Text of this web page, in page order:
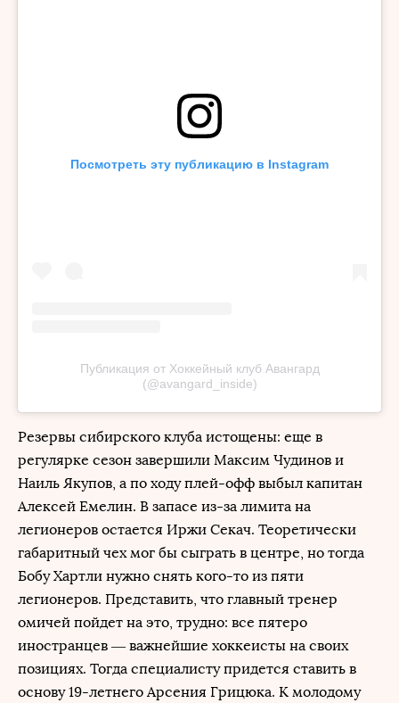
Посмотреть эту публикацию в Instagram
Публикация от Хоккейный клуб Авангард
(@avangard_inside)
Резервы сибирского клуба истощены: еще в
регулярке сезон завершили Максим Чудинов и
Наиль Якупов, а по ходу плей-офф выбыл капитан
Алексей Емелин. В запасе из-за лимита на
легионеров остается Иржи Секач. Теоретически
габаритный чех мог бы сыграть в центре, но тогда
Бобу Хартли нужно снять кого-то из пяти
легионеров. Представить, что главный тренер
омичей пойдет на это, трудно: все пятеро
иностранцев — важнейшие хоккеисты на своих
позициях. Тогда специалисту придется ставить в
основу 19-летнего Арсения Грицюка. К молодому